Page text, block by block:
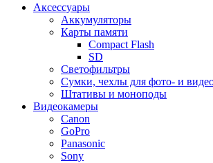
Аксессуары
Аккумуляторы
Карты памяти
Compact Flash
SD
Светофильтры
Сумки, чехлы для фото- и
Штативы и моноподы
Видеокамеры
Canon
GoPro
Panasonic
Sony